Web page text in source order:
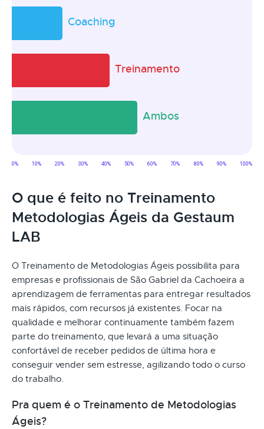
O que é feito no Treinamento
Metodologias Ágeis da Gestaum
LAB
O Treinamento de Metodologias Ágeis possibilita para
empresas e profissionais de São Gabriel da Cachoeira a
aprendizagem de ferramentas para entregar resultados
mais rápidos, com recursos já existentes. Focar na
qualidade e melhorar continuamente também fazem
parte do treinamento, que levará a uma situação
confortável de receber pedidos de última hora e
conseguir vender sem estresse, agilizando todo o curso
do trabalho.
Pra quem é o Treinamento de Metodologias
Ágeis?